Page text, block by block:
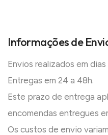
Informações de
Envios realizados em
Entregas em 24 a 48h.
Este prazo de entrega
encomendas entregues
Os custos de envio